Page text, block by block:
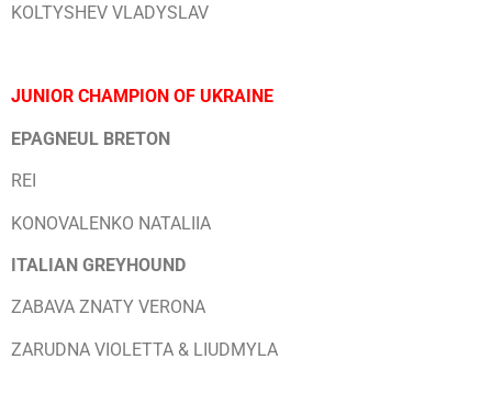
KOLTYSHEV VLADYSLAV
JUNIOR CHAMPION OF UKRAINE
EPAGNEUL BRETON
REI
KONOVALENKO NATALIIA
ITALIAN GREYHOUND
ZABAVA ZNATY VERONA
ZARUDNA VIOLETTA & LIUDMYLA